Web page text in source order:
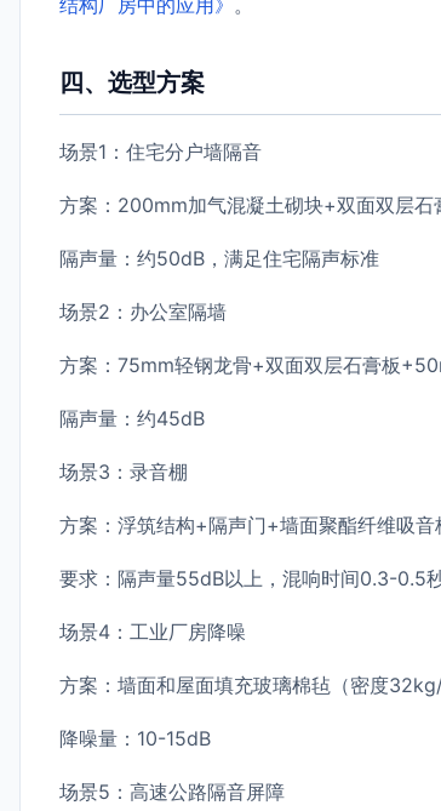
结构厂房中的应用》 。
四、选型方案
场景1：住宅分户墙隔音
方案：200mm加气混凝土砌块+双面双层石
隔声量：约50dB，满足住宅隔声标准
场景2：办公室隔墙
方案：75mm轻钢龙骨+双面双层石膏板
隔声量：约45dB
场景3：录音棚
方案：浮筑结构+隔声门+墙面聚酯纤维吸
要求：隔声量55dB以上，混响时间0.3-0.5
场景4：工业厂房降噪
方案：墙面和屋面填充玻璃棉毡（密度
降噪量：10-15dB
场景5：高速公路隔音屏障